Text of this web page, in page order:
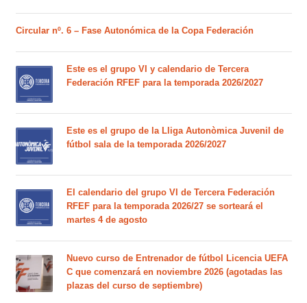
Circular nº. 6 – Fase Autonómica de la Copa Federación
Este es el grupo VI y calendario de Tercera
Federación RFEF para la temporada 2026/2027
Este es el grupo de la Lliga Autonòmica Juvenil de
fútbol sala de la temporada 2026/2027
El calendario del grupo VI de Tercera Federación
RFEF para la temporada 2026/27 se sorteará el
martes 4 de agosto
Nuevo curso de Entrenador de fútbol Licencia UEFA
C que comenzará en noviembre 2026 (agotadas las
plazas del curso de septiembre)